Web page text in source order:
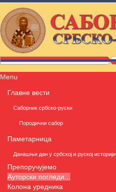
Menu
Главне вести
Саборник србско-руски
Породични сабор
Паметарница
Данашњи дан у србској и руској историји
Препоручујемо
Ауторски погледи...
Колона уредника